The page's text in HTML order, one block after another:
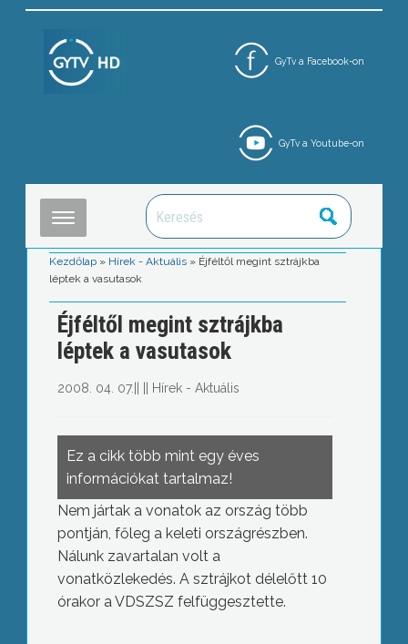
GyTv a Facebook-on
GyTv a Youtube-on
Kezdőlap » Hírek - Aktuális » Éjféltől megint sztrájkba
léptek a vasutasok
Éjféltől megint sztrájkba
léptek a vasutasok
2008. 04. 07. Hírek - Aktuális
Ez a cikk több mint egy éves
információkat tartalmaz!
Nem jártak a vonatok az ország több
pontján, főleg a keleti országrészben.
Nálunk zavartalan volt a
vonatközlekedés. A sztrájkot délelőtt 10
órakor a VDSZSZ felfüggesztette.